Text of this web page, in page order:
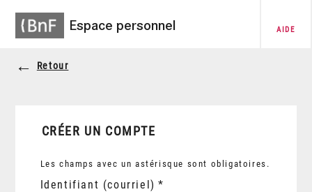
Espace personnel AIDE
Retour
CRÉER UN COMPTE
Les champs avec un astérisque sont obligatoires.
Identifiant (courriel)